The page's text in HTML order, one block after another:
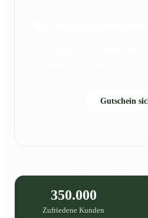
Gutschein
350.000
Zufriedene Kunden